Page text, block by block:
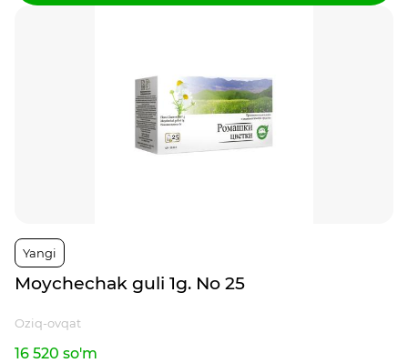
Yangi
Moychechak guli 1g. No 25
Oziq-ovqat
16 520 so'm